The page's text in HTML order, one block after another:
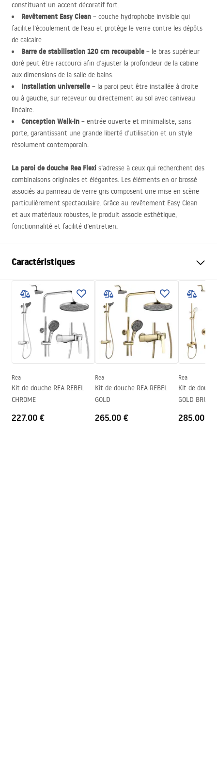
constituant un accent décoratif fort.
Revêtement Easy Clean – couche hydrophobe invisible qui
facilite l’écoulement de l’eau et protège le verre contre les dépôts
de calcaire.
Barre de stabilisation 120 cm recoupable – le bras supérieur
doré peut être raccourci afin d’ajuster la profondeur de la cabine
aux dimensions de la salle de bains.
Installation universelle – la paroi peut être installée à droite
ou à gauche, sur receveur ou directement au sol avec caniveau
linéaire.
Conception Walk-In – entrée ouverte et minimaliste, sans
porte, garantissant une grande liberté d’utilisation et un style
résolument contemporain.
La paroi de douche Rea Flexi s’adresse à ceux qui recherchent des
combinaisons originales et élégantes. Les éléments en or brossé
associés au panneau de verre gris composent une mise en scène
particulièrement spectaculaire. Grâce au revêtement Easy Clean
et aux matériaux robustes, le produit associe esthétique,
fonctionnalité et facilité d’entretien.
Caractéristiques
Dimension (porte x paroi)
80
Couleur du robinet
Or brossé
Type de cabine de douche
walk-in
Couleur du verre
Gris 8mm
Seria
Flexi
Montage
Sur le receveur ou plancher
Hauteur (mm)
Direction de la cabine
Rea
Kit de douche REA REBEL
CHROME
227.00 €
Rea
Kit de douche REA REBEL
GOLD
265.00 €
Rea
Kit de
GOLD BRUSH
285.00 €